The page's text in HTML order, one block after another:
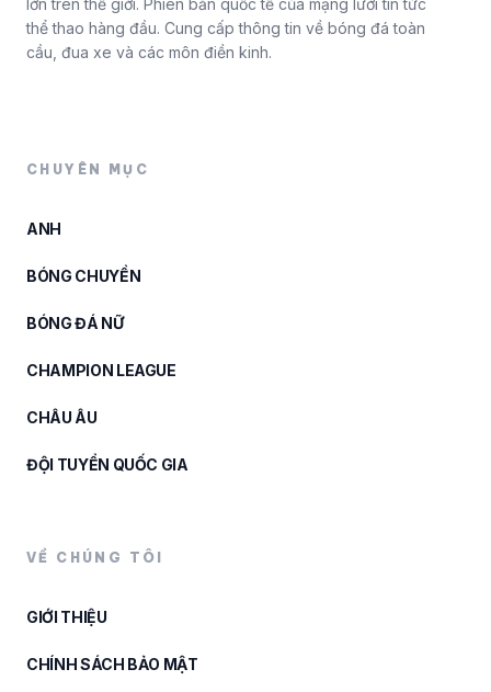
thể thao hàng đầu. Cung cấp thông tin về bóng đá toàn
cầu, đua xe và các môn điền kinh.
CHUYÊN MỤC
ANH
BÓNG CHUYỀN
BÓNG ĐÁ NỮ
CHAMPION LEAGUE
CHÂU ÂU
ĐỘI TUYỂN QUỐC GIA
VỀ CHÚNG TÔI
GIỚI THIỆU
CHÍNH SÁCH BẢO MẬT